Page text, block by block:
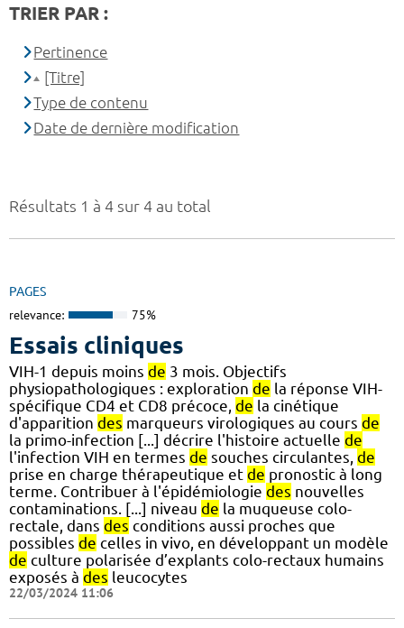
Résultats 1 à 4 sur 4 au total
PAGES
relevance: 75%
Essais cliniques
VIH-1 depuis moins de 3 mois. Objectifs
physiopathologiques : exploration de la réponse VIH-
spécifique CD4 et CD8 précoce, de la cinétique
d'apparition des marqueurs virologiques au cours de
la primo-infection [...] décrire l'histoire actuelle de
l'infection VIH en termes de souches circulantes, de
prise en charge thérapeutique et de pronostic à long
terme. Contribuer à l'épidémiologie des nouvelles
contaminations. [...] niveau de la muqueuse colo-
rectale, dans des conditions aussi proches que
possibles de celles in vivo, en développant un modèle
de culture polarisée d’explants colo-rectaux humains
exposés à des leucocytes
22/03/2024 11:06
TRIER PAR :
Pertinence
[Titre]
Type de contenu
Date de dernière modification